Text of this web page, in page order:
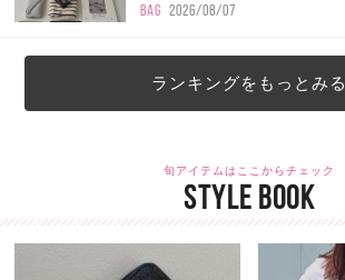
BAG 2026/08/07
ランキングをもっとみる
旬アイテムはここからチェック
STYLE BOOK